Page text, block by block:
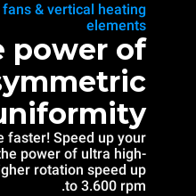
fans & vertical heating
elements
power of
faster! Speed up your
power of ultra high-
rotation speed up
to 3.600 rpm.